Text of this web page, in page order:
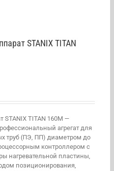
STANIX TITAN
STANIX TITAN 160M —
агрегат для
труб (ПЭ, ПП) диаметром до
контроллером с
нагревательной пластины,
позиционирования,